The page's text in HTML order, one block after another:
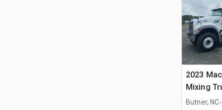
2023
Mixing
Butner, NC.